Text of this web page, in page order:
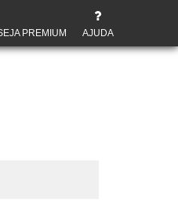
PREMIUM AJUDA